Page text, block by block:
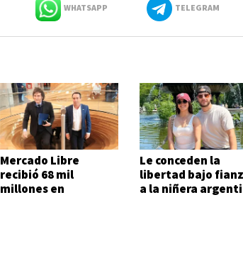
WHATSAPP TELEGRAM
Mercado Libre
recibió 68 mil
millones en
Le conceden la
libertad bajo
a la niñera